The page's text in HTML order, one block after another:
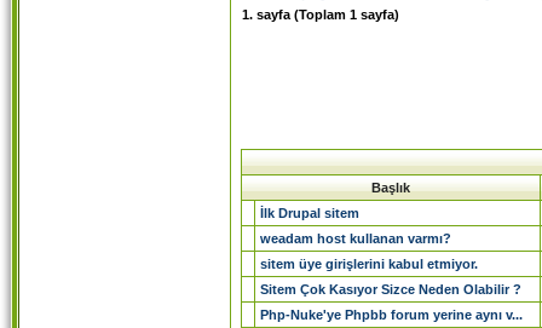
1. sayfa (Toplam 1 sayfa)
Başlık
İlk Drupal sitem
weadam host kullanan varmı?
sitem üye girişlerini kabul etmiyor.
Sitem Çok Kasıyor Sizce Neden Olabilir ?
Php-Nuke'ye Phpbb forum yerine aynı v...